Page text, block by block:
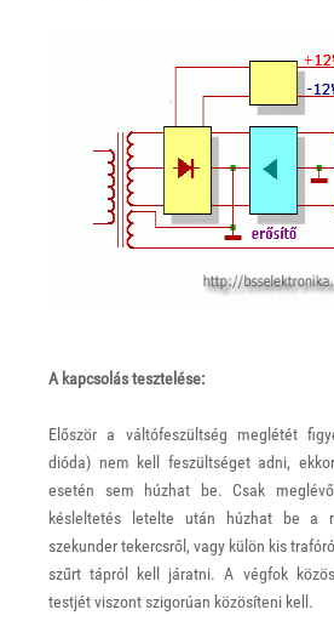
A kapcsolás tesztelése:
Először a váltófeszültség meglétét
dióda) nem kell feszültséget adni,
esetén sem húzhat be. Csak
késleltetés letelte után húzhat be a
szekunder tekercsről, vagy külön kis
szűrt tápról kell járatni. A végfok
testjét viszont szigorúan közösíteni kell.